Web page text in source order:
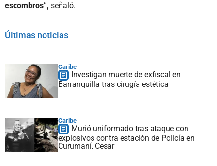
escombros”, señaló.
Últimas noticias
Caribe
Investigan muerte de exfiscal en
Barranquilla tras cirugía estética
Caribe
Murió uniformado tras ataque con
explosivos contra estación de Policía en
Curumaní, Cesar